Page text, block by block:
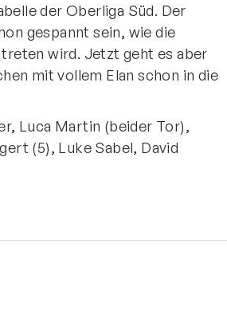
der Oberliga Süd. Der
gespannt sein, wie die
wird. Jetzt geht es aber
mit vollem Elan schon in die
Luca Martin (beider Tor),
(5), Luke Sabel, David